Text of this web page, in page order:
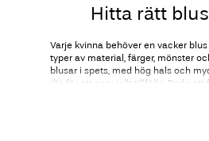
Hitta rätt
Varje kvinna behöver en vacker
typer av material, färger, mönster
blusar i spets, med hög hals och
dig för ett speciellt tillfälle. Redo